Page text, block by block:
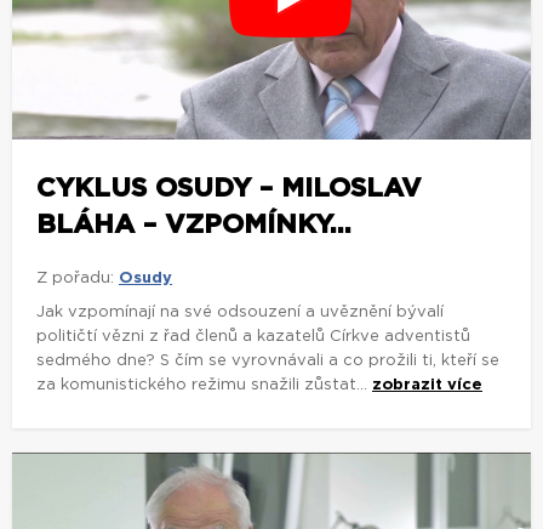
CYKLUS OSUDY – MILOSLAV
BLÁHA – VZPOMÍNKY...
Z pořadu: Osudy
Jak vzpomínají na své odsouzení a uvěznění bývalí
političtí vězni z řad členů a kazatelů Církve adventistů
sedmého dne? S čím se vyrovnávali a co prožili ti, kteří se
za komunistického režimu snažili zůstat... zobrazit více